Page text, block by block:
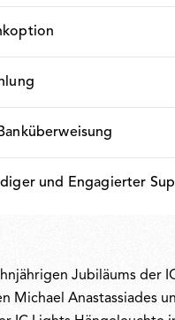
und Engagierter
Jubiläums der
Michael Anastassiades